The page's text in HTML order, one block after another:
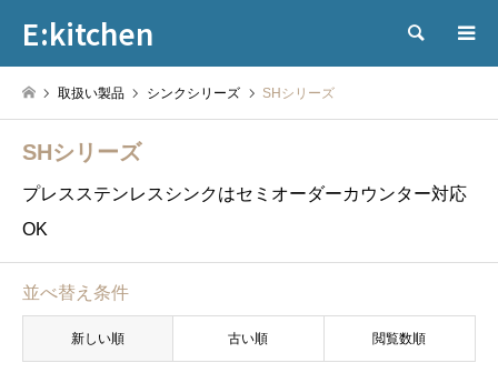
E:kitchen 検索
取扱い製品 シンクシリーズ SHシリーズ
SHシリーズ
プレスステンレスシンクはセミオーダーカウンター対応
OK
並べ替え条件
新しい順 古い順 閲覧数順